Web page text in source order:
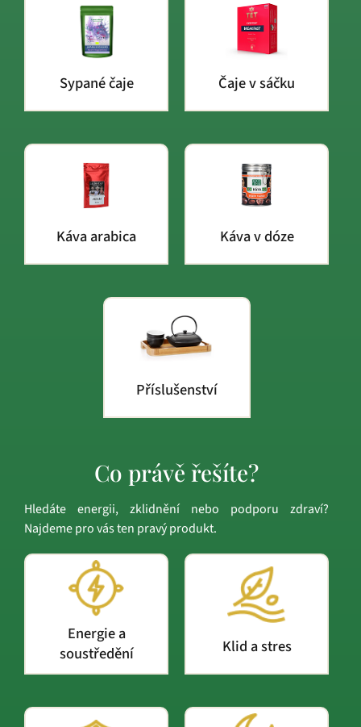
Sypané čaje Čaje v sáčku
Káva arabica Káva v dóze
Příslušenství
Co právě řešíte?
Hledáte energii, zklidnění nebo podporu zdraví?
Najdeme pro vás ten pravý produkt.
Energie a
soustředění
Klid a stres